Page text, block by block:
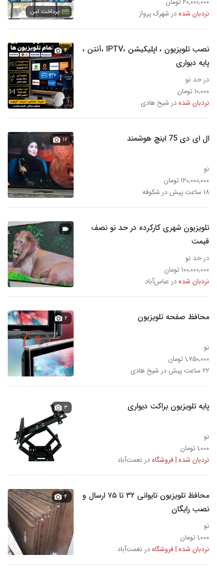
نردبان شدهدر شهرک پرواز پرداخت امن
نصب تلویزیون ، اپلیکیشن ،IPTV ،آنتن ،
پایه دیواری
در حد نو
۱۰,۰۰۰ تومان
نردبان شدهدر شیخ هادی
۴
ال ای دی 75 اینچ هوشمند
نو
۱۲۰,۰۰۰,۰۰۰ تومان
۱۸ ساعت پیش در شکوفه
۱۲
تلویزیون شهری کارکرده در حد نو نصف
قیمت
در حد نو
۱۰۰,۰۰۰,۰۰۰ تومان
نردبان شدهدر عباس‌آباد
محافظ صفحه تلویزیون
نو
۱,۷۵۰,۰۰۰ تومان
۲۲ ساعت پیش در شیخ هادی
۲
پایه تلویزیون براکت دیواری
نو
۱,۰۰۰ تومان
نردبان شده | فروشگاهدر نعمت‌آباد
۳
محافظ تلویزیون تایوانی ۳۲ تا ۷۵ ارسال و
نصب رایگان
نو
۱,۰۰۰ تومان
نردبان شده | فروشگاهدر نعمت‌آباد
۴